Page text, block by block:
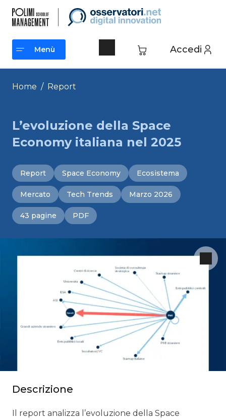
contenuto
Accedi
Menù
Menù
Home / Report
L’evoluzione della Space
Economy italiana nel 2025
Report Space Economy Ecosistema
Mercato Tech Trends Marzo 2026
43 pagine PDF
Descrizione
Il report analizza l’evoluzione della Space